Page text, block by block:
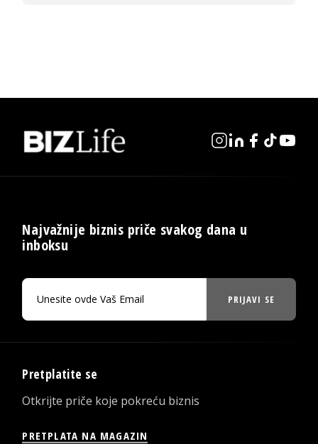
Najvažnije biznis priče svakog dana u
inboksu
PRIJAVI SE
Pretplatite se
Otkrijte priče koje pokreću biznis
PRETPLATA NA MAGAZIN